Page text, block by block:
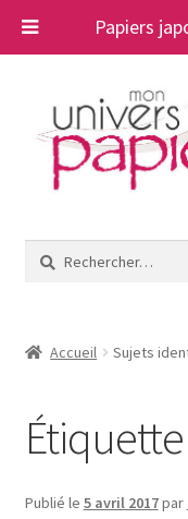
Papiers
navigation
contenu
A propos
Rechercher :
Accueil Sujets
Publié le 5 avril 2017par